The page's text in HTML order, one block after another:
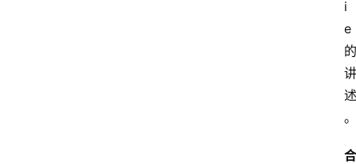
i
e
的
讲
述
。
合